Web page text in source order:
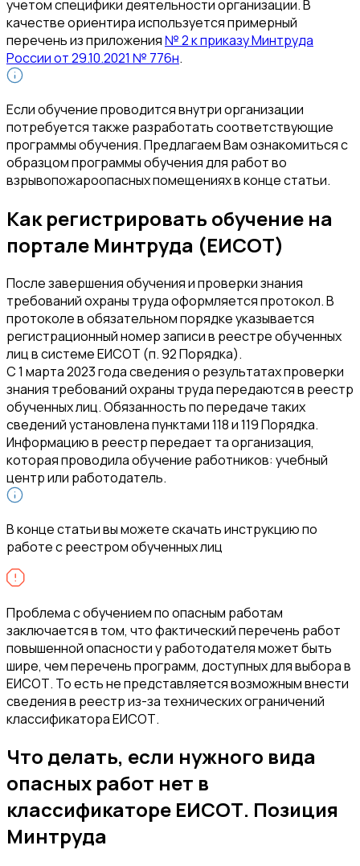
учетом специфики деятельности организации. В
качестве ориентира используется примерный
перечень из приложения № 2 к приказу Минтруда
России от 29.10.2021 № 776н.
Если обучение проводится внутри организации
потребуется также разработать соответствующие
программы обучения. Предлагаем Вам ознакомиться с
образцом программы обучения для работ во
взрывопожароопасных помещениях в конце статьи.
Как регистрировать обучение на
портале Минтруда (ЕИСОТ)
После завершения обучения и проверки знания
требований охраны труда оформляется протокол. В
протоколе в обязательном порядке указывается
регистрационный номер записи в реестре обученных
лиц в системе ЕИСОТ (п. 92 Порядка).
С 1 марта 2023 года сведения о результатах проверки
знания требований охраны труда передаются в реестр
обученных лиц. Обязанность по передаче таких
сведений установлена пунктами 118 и 119 Порядка.
Информацию в реестр передает та организация,
которая проводила обучение работников: учебный
центр или работодатель.
В конце статьи вы можете скачать инструкцию по
работе с реестром обученных лиц
Проблема с обучением по опасным работам
заключается в том, что фактический перечень работ
повышенной опасности у работодателя может быть
шире, чем перечень программ, доступных для выбора в
ЕИСОТ. То есть не представляется возможным внести
сведения в реестр из-за технических ограничений
классификатора ЕИСОТ.
Что делать, если нужного вида
опасных работ нет в
классификаторе ЕИСОТ. Позиция
Минтруда